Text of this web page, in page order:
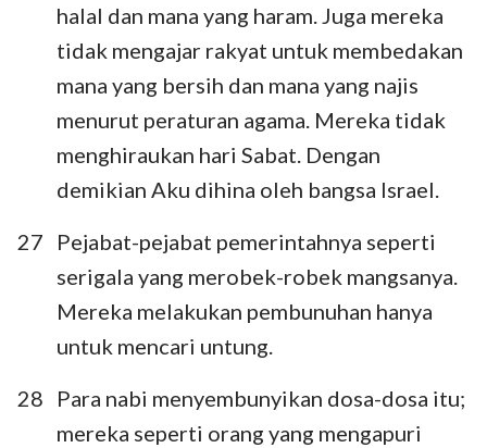
halal dan mana yang haram. Juga mereka
tidak mengajar rakyat untuk membedakan
mana yang bersih dan mana yang najis
menurut peraturan agama. Mereka tidak
menghiraukan hari Sabat. Dengan
demikian Aku dihina oleh bangsa Israel.
27
Pejabat-pejabat pemerintahnya seperti
serigala yang merobek-robek mangsanya.
Mereka melakukan pembunuhan hanya
untuk mencari untung.
28
Para nabi menyembunyikan dosa-dosa itu;
mereka seperti orang yang mengapuri